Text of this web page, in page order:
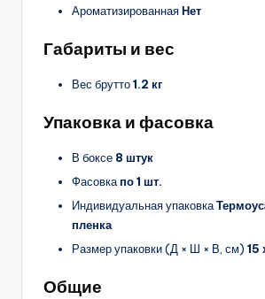
АроматизированнаяНет
Габариты и вес
Вес брутто1.2 кг
Упаковка и фасовка
В боксе 8 штук
Фасовкапо 1 шт.
Индивидуальная упаковка
пленка
Размер упаковки (Д × Ш × В, см) 15
Общие